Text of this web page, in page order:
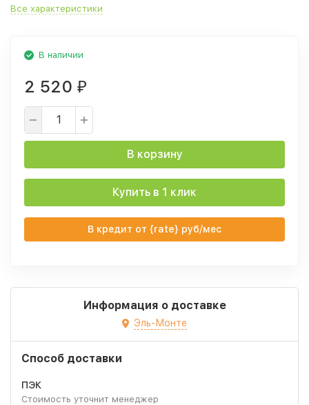
Все характеристики
В наличии
2 520 ₽
В корзину
Купить в 1 клик
В кредит от {rate} руб/мес
Информация о доставке
Эль-Монте
Способ доставки
ПЭК
Стоимость уточнит менеджер